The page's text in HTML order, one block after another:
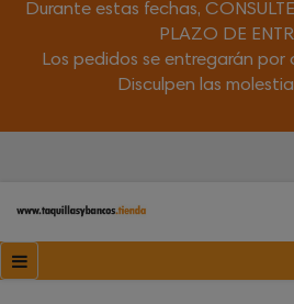
Durante estas fechas,
PLAZO DE
Los pedidos se entregarán por
Disculpen las
Navegación
de
☰